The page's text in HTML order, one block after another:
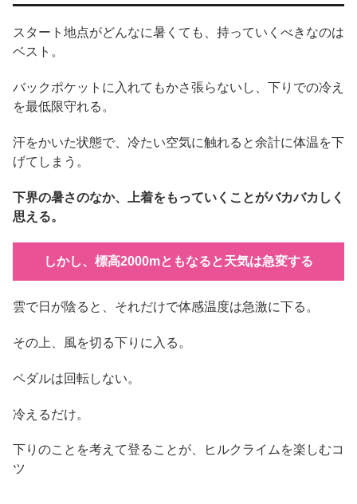
スタート地点がどんなに暑くても、持っていくべきなのは
ベスト。
バックポケットに入れてもかさ張らないし、下りでの冷え
を最低限守れる。
汗をかいた状態で、冷たい空気に触れると余計に体温を下
げてしまう。
下界の暑さのなか、上着をもっていくことがバカバカしく
思える。
しかし、標高2000mともなると天気は急変する
雲で日が陰ると、それだけで体感温度は急激に下る。
その上、風を切る下りに入る。
ペダルは回転しない。
冷えるだけ。
下りのことを考えて登ることが、ヒルクライムを楽しむコ
ツ